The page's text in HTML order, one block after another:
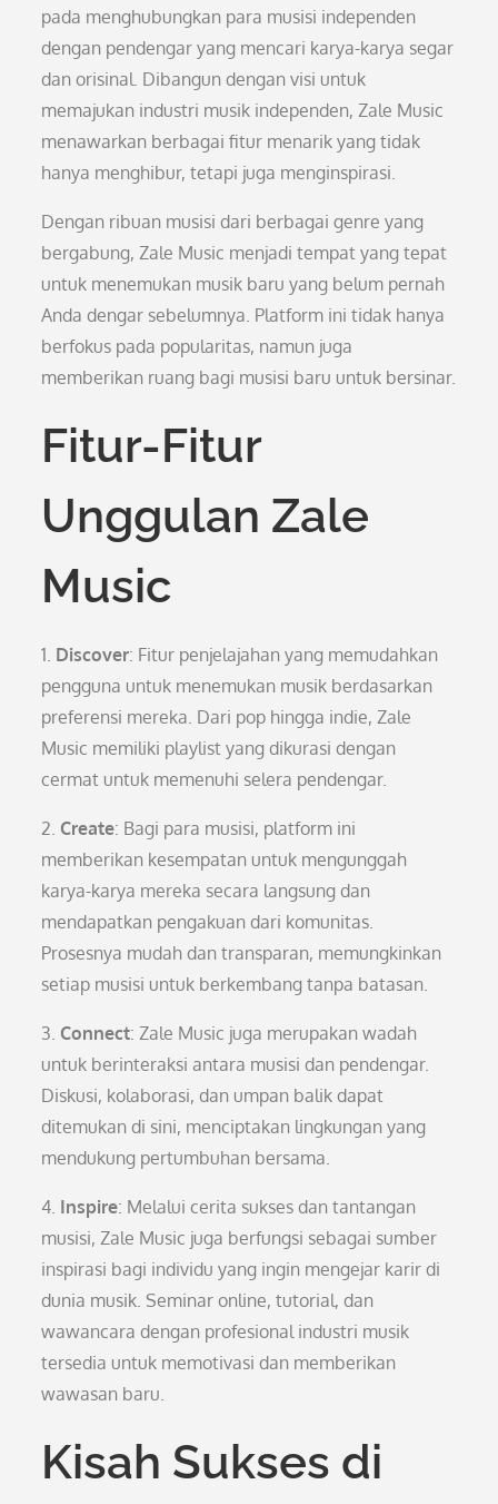
pada menghubungkan para musisi independen
dengan pendengar yang mencari karya-karya segar
dan orisinal. Dibangun dengan visi untuk
memajukan industri musik independen, Zale Music
menawarkan berbagai fitur menarik yang tidak
hanya menghibur, tetapi juga menginspirasi.
Dengan ribuan musisi dari berbagai genre yang
bergabung, Zale Music menjadi tempat yang tepat
untuk menemukan musik baru yang belum pernah
Anda dengar sebelumnya. Platform ini tidak hanya
berfokus pada popularitas, namun juga
memberikan ruang bagi musisi baru untuk bersinar.
Fitur-Fitur
Unggulan Zale
Music
1. Discover: Fitur penjelajahan yang memudahkan
pengguna untuk menemukan musik berdasarkan
preferensi mereka. Dari pop hingga indie, Zale
Music memiliki playlist yang dikurasi dengan
cermat untuk memenuhi selera pendengar.
2. Create: Bagi para musisi, platform ini
memberikan kesempatan untuk mengunggah
karya-karya mereka secara langsung dan
mendapatkan pengakuan dari komunitas.
Prosesnya mudah dan transparan, memungkinkan
setiap musisi untuk berkembang tanpa batasan.
3. Connect: Zale Music juga merupakan wadah
untuk berinteraksi antara musisi dan pendengar.
Diskusi, kolaborasi, dan umpan balik dapat
ditemukan di sini, menciptakan lingkungan yang
mendukung pertumbuhan bersama.
4. Inspire: Melalui cerita sukses dan tantangan
musisi, Zale Music juga berfungsi sebagai sumber
inspirasi bagi individu yang ingin mengejar karir di
dunia musik. Seminar online, tutorial, dan
wawancara dengan profesional industri musik
tersedia untuk memotivasi dan memberikan
wawasan baru.
Kisah Sukses di